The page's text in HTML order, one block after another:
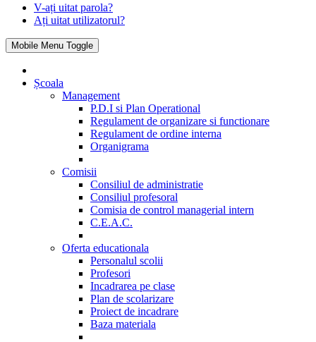
V-ați uitat parola?
Ați uitat utilizatorul?
Mobile Menu Toggle
Școala
Management
P.D.I si Plan Operational
Regulament de organizare si functionare
Regulament de ordine interna
Organigrama
Comisii
Consiliul de administratie
Consiliul profesoral
Comisia de control managerial intern
C.E.A.C.
Oferta educationala
Personalul scolii
Profesori
Incadrarea pe clase
Plan de scolarizare
Proiect de incadrare
Baza materiala